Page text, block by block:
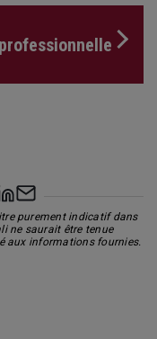
purement indicatif dans
ne saurait être tenue
aux informations fournies.